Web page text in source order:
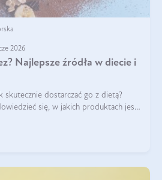
2026
Najlepsze źródła w diecie i
skutecznie dostarczać go z dietą?
się, w jakich produktach jest